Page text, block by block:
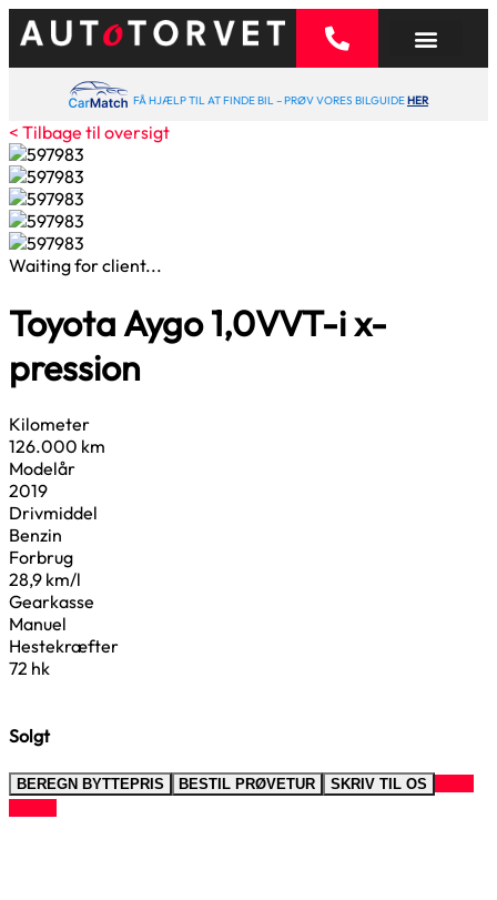
FÅ HJÆLP TIL AT FINDE BIL – PRØV VORES BILGUIDEHER
< Tilbage til oversigt
Waiting for client...
Toyota Aygo1,0VVT-i x-
pression
Kilometer
126.000 km
Modelår
2019
Drivmiddel
Benzin
Forbrug
28,9 km/l
Gearkasse
Manuel
Hestekræfter
72 hk
Solgt
BEREGN BYTTEPRIS BESTIL PRØVETUR SKRIV TIL OS